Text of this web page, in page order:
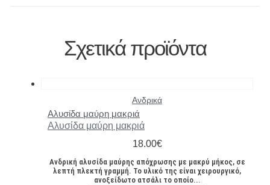
Σχετικά προϊόντα
Ανδρικά
Αλυσίδα μαύρη μακριά
Αλυσίδα μαύρη μακριά
18.00€
Ανδρική αλυσίδα μαύρης απόχρωσης με μακρύ μήκος, σε
λεπτή πλεκτή γραμμή. Το υλικό της είναι χειρουργικό,
ανοξείδωτο ατσάλι το οποίο...